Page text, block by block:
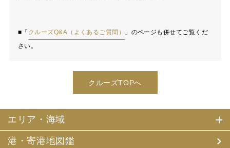
■「 クルーズQ&A（よくあるご質問）
」のページも併せてご覧くだ
さい。
クルーズTOPへ
エリア・海域
港・寄港地図鑑